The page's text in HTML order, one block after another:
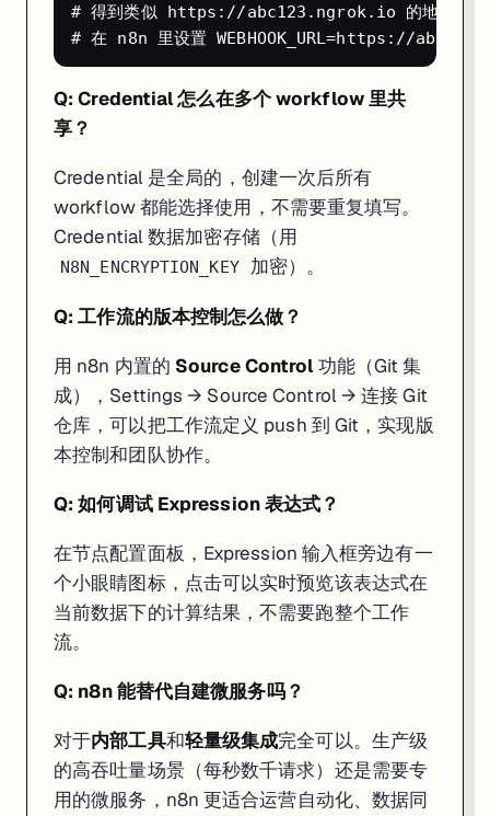
# 得到类似 https://abc123.ngrok.io 的地址
Q: Credential 怎么在多个 workflow 里共
享？
Credential 是全局的，创建一次后所有
workflow 都能选择使用，不需要重复填写。
Credential 数据加密存储（用
N8N_ENCRYPTION_KEY 加密）。
Q: 工作流的版本控制怎么做？
用 n8n 内置的 Source Control 功能（Git 集
成），Settings → Source Control → 连接 Git
仓库，可以把工作流定义 push 到 Git，实现版
本控制和团队协作。
Q: 如何调试 Expression 表达式？
在节点配置面板，Expression 输入框旁边有一
个小眼睛图标，点击可以实时预览该表达式在
当前数据下的计算结果，不需要跑整个工作
流。
Q: n8n 能替代自建微服务吗？
对于内部工具和轻量级集成完全可以。生产级
的高吞吐量场景（每秒数千请求）还是需要专
用的微服务，n8n 更适合运营自动化、数据同